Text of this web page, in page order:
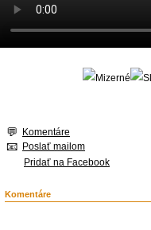
Komentáre
Poslať mailom
Pridať na Facebook
Komentáre